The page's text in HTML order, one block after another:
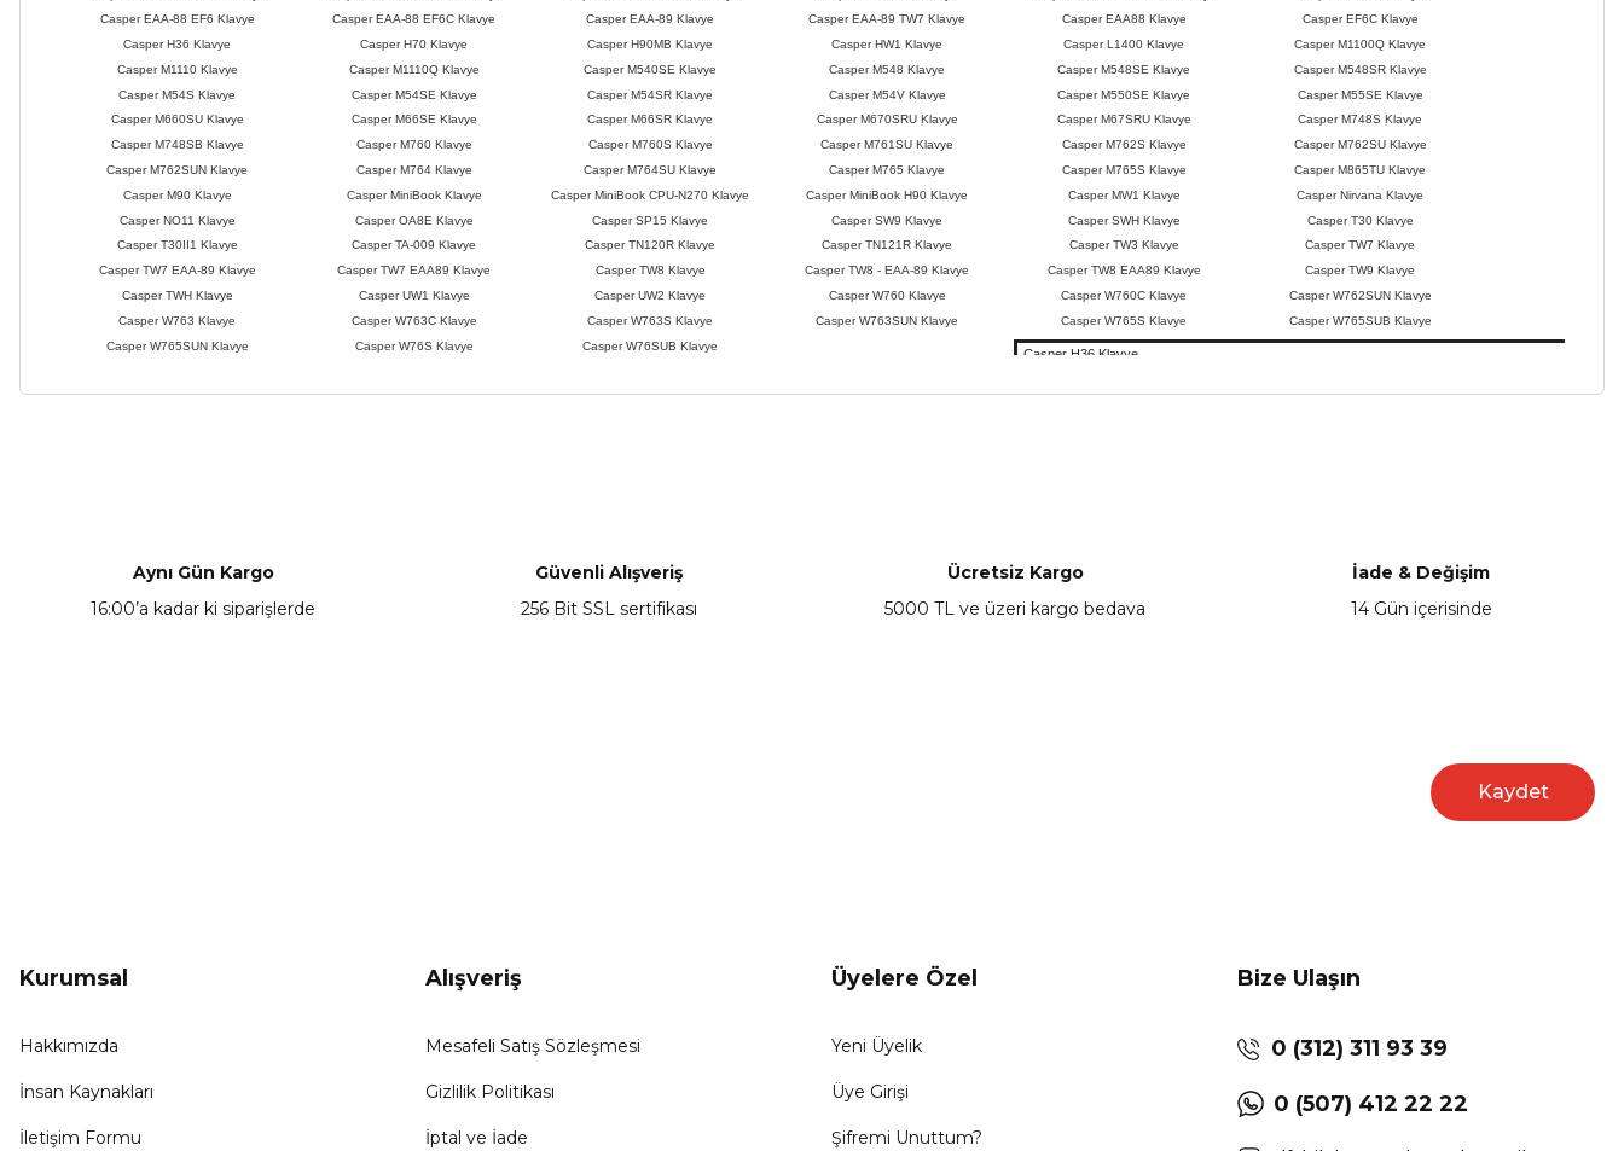
Casper EAA-88 EF6 Klavye
Casper EAA-88 EF6C Klavye Casper EAA-89 Klavye Casper EAA-89 TW7 Klavye Casper EAA88 Klavye
Casper EF6C Klavye
Casper H36 Klavye
Casper H70 Klavye Casper H90MB Klavye Casper HW1 Klavye Casper L1400 Klavye
Casper M1100Q Klavye
Casper M1110 Klavye
Casper M1110Q Klavye Casper M540SE Klavye Casper M548 Klavye Casper M548SE Klavye
Casper M548SR Klavye
Casper M54S Klavye
Casper M54SE Klavye Casper M54SR Klavye Casper M54V Klavye Casper M550SE Klavye
Casper M55SE Klavye
Casper M660SU Klavye
Casper M66SE Klavye Casper M66SR Klavye Casper M670SRU Klavye Casper M67SRU Klavye
Casper M748S Klavye
Casper M748SB Klavye
Casper M760 Klavye Casper M760S Klavye Casper M761SU Klavye Casper M762S Klavye
Casper M762SU Klavye
Casper M762SUN Klavye
Casper M764 Klavye Casper M764SU Klavye Casper M765 Klavye Casper M765S Klavye
Casper M865TU Klavye
Casper M90 Klavye
Casper MiniBook Klavye Casper MiniBook CPU-N270 Klavye Casper MiniBook H90 Klavye Casper MW1 Klavye
Casper Nirvana Klavye
Casper NO11 Klavye
Casper OA8E Klavye Casper SP15 Klavye Casper SW9 Klavye Casper SWH Klavye
Casper T30 Klavye
Casper T30II1 Klavye
Casper TA-009 Klavye Casper TN120R Klavye Casper TN121R Klavye Casper TW3 Klavye
Casper TW7 Klavye
Casper TW7 EAA-89 Klavye
Casper TW7 EAA89 Klavye Casper TW8 Klavye Casper TW8 - EAA-89 Klavye Casper TW8 EAA89 Klavye
Casper TW9 Klavye
Casper TWH Klavye
Casper UW1 Klavye Casper UW2 Klavye Casper W760 Klavye Casper W760C Klavye
Casper W762SUN Klavye
Casper W763 Klavye
Casper W763C Klavye Casper W763S Klavye Casper W763SUN Klavye Casper W765S Klavye
Casper W765SUB Klavye
Casper W765SUN Klavye
Casper W76S Klavye Casper W76SUB Klavye
Casper H36 Klavye
Ürün açıklamasında eksik bilgiler bulunuyor.
Ürün bilgilerinde hatalar bulunuyor.
Aynı Gün Kargo
16:00’a kadar ki siparişlerde
Güvenli Alışveriş
256 Bit SSL sertifikası
Ücretsiz Kargo
5000 TL ve üzeri kargo bedava
İade & Değişim
14 Gün içerisinde
Kaydet
Kurumsal
Hakkımızda
İnsan Kaynakları
İletişim Formu
Alışveriş
Mesafeli Satış Sözleşmesi
Gizlilik Politikası
İptal ve İade
Üyelere Özel
Yeni Üyelik
Üye Girişi
Şifremi Unuttum?
Bize Ulaşın
0 (312) 311 93 39
0 (507) 412 22 22